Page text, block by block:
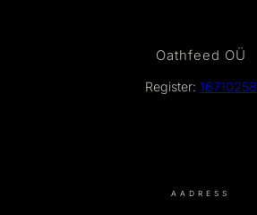
Oathfeed OÜ
Register: 16710258
AADRESS